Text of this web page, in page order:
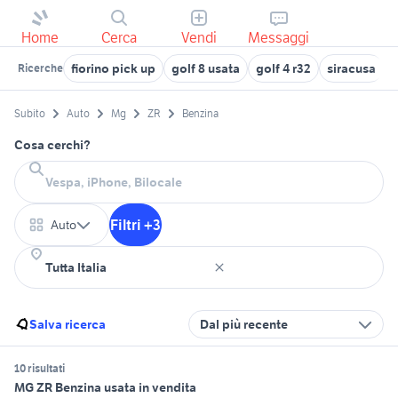
Home Cerca Vendi Messaggi
Ricerche fiorino pick up golf 8 usata golf 4 r32 siracusa
Subito Auto Mg ZR Benzina
Cosa cerchi?
Auto Filtri +3
Salva ricerca Dal più recente
10 risultati
MG ZR Benzina usata in vendita